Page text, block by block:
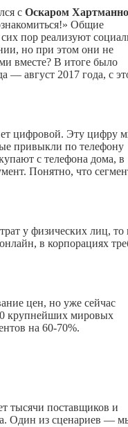
с Оскаром
Общие
пор реализуют
но при этом они не
вместе? В итоге было
— август 2017 года, с
цифровой. Эту цифру
привыкли по телефону
с телефона дома, в
Понятно, что
у физических лиц, то
в корпорациях
цен, но уже сейчас
крупнейших мировых
на 60-70%.
тысячи поставщиков и
Один из сценариев —